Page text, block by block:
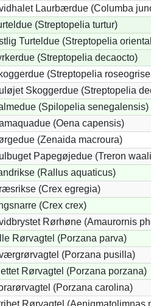
Laurbærdue (Columba
(Streptopelia turtur)
Turteldue (Streptopelia
(Streptopelia decaocto)
(Streptopelia
Skoggerdue (Streptopelia
(Spilopelia senegalensis)
(Oena capensis)
(Zenaida macroura)
Papegøjedue (Treron
(Rallus aquaticus)
(Crex egregia)
(Crex crex)
Rørhøne (Amaurornis
Rørvagtel (Porzana parva)
(Porzana pusilla)
Rørvagtel (Porzana porzana)
(Porzana carolina)
Rørvagtel (Aenigmatolimnas